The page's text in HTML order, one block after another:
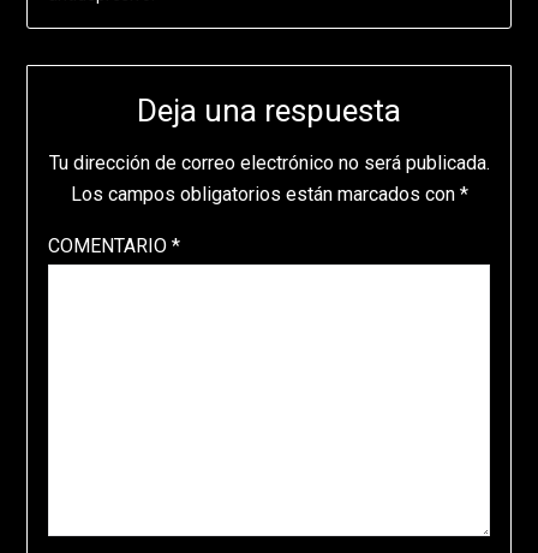
Deja una respuesta
Tu dirección de correo electrónico no será publicada.
Los campos obligatorios están marcados con *
COMENTARIO *